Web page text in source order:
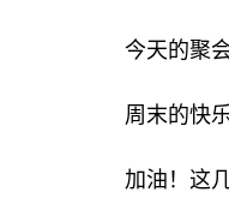
今天的聚
周末的快
加油！这